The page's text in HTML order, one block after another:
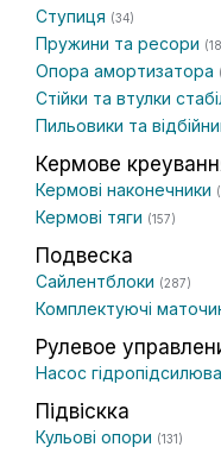
Ступиця (34)
Пружини та ресори
Опора амортизатора
Стійки та втулки
Пильовики та
Кермове
Кермові наконечники
Кермові тяги (157)
Подвеска
Сайлентблоки (287)
Комплектуючі
Рулевое
Насос
Підвіскка
Кульові опори (131)